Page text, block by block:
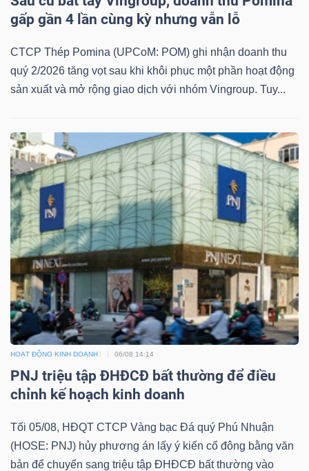
gấp gần 4 lần cùng kỳ nhưng vẫn lỗ
CTCP Thép Pomina (UPCoM: POM) ghi nhận doanh thu
quý 2/2026 tăng vọt sau khi khôi phục một phần hoạt động
sản xuất và mở rộng giao dịch với nhóm Vingroup. Tuy...
HOẠT ĐỘNG KINH DOANH 06/08 14:14
PNJ triệu tập ĐHĐCĐ bất thường để điều
chỉnh kế hoạch kinh doanh
Tối 05/08, HĐQT CTCP Vàng bạc Đá quý Phú Nhuận
(HOSE: PNJ) hủy phương án lấy ý kiến cổ đông bằng văn
bản để chuyển sang triệu tập ĐHĐCĐ bất thường vào
(-)
Dịch
vụ
Đào
tạo
Sách
tài
chính
Công
đầu
tư